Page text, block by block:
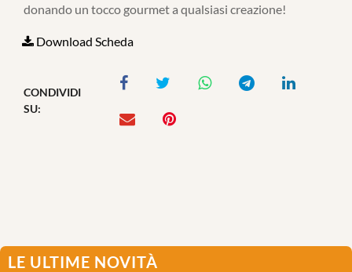
donando un tocco gourmet a qualsiasi creazione!
Download Scheda
CONDIVIDI
SU:
LE ULTIME NOVITÀ